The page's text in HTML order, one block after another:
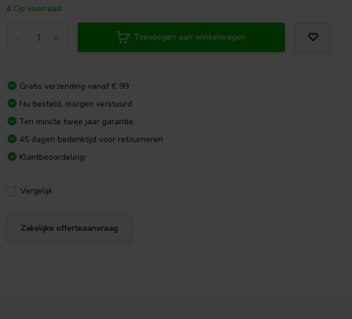
4 Op voorraad
Toevoegen aan winkelwagen
Gratis verzending vanaf € 99
Nu besteld, morgen verstuurd
Ten minste twee jaar garantie
45 dagen bedenktijd voor retourneren
Klantbeoordeling:
Vergelijk
Zakelijke offerteaanvraag